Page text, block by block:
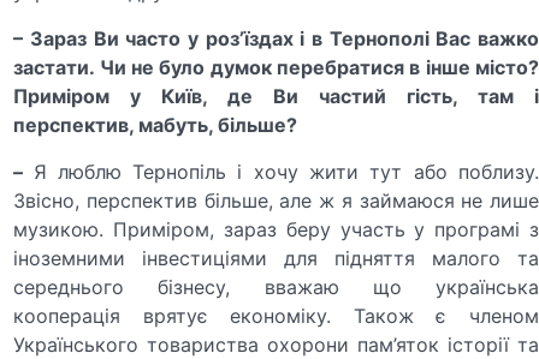
– Зараз Ви часто у роз’їздах і в Тернополі Вас важко
застати. Чи не було думок перебратися в інше місто?
Приміром у Київ, де Ви частий гість, там і
перспектив, мабуть, більше?
– Я люблю Тернопіль і хочу жити тут або поблизу.
Звісно, перспектив більше, але ж я займаюся не лише
музикою. Приміром, зараз беру участь у програмі з
іноземними інвестиціями для підняття малого та
середнього бізнесу, вважаю що українська
кооперація врятує економіку. Також є членом
Українського товариства охорони пам’яток історії та